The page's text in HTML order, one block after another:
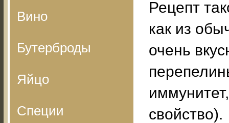
Вино
Бутерброды
Яйцо
Специи
Рецепт
как из
очень
свойство).